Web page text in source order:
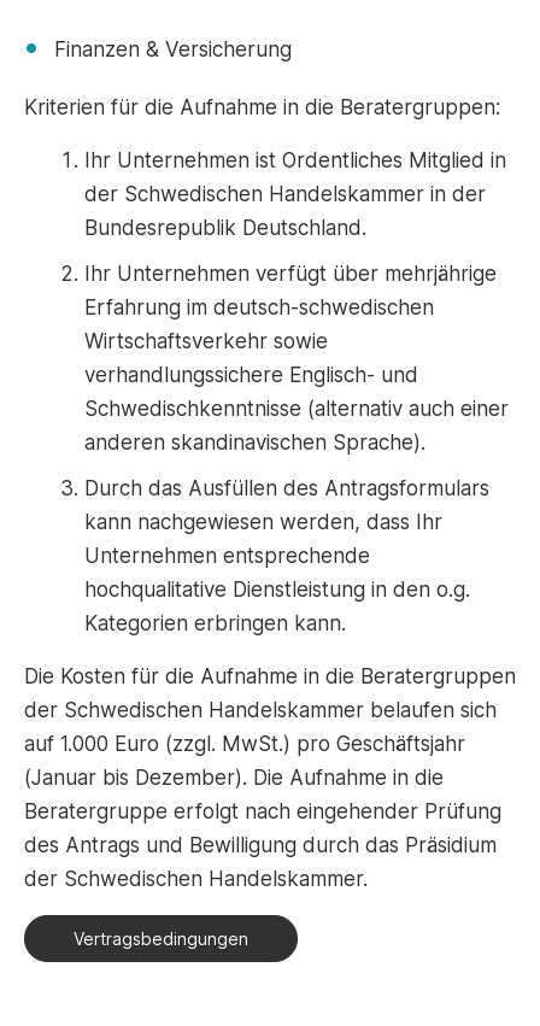
Finanzen & Versicherung
Kriterien für die Aufnahme in die Beratergruppen:
Ihr Unternehmen ist Ordentliches Mitglied in
der Schwedischen Handelskammer in der
Bundesrepublik Deutschland.
Ihr Unternehmen verfügt über mehrjährige
Erfahrung im deutsch-schwedischen
Wirtschaftsverkehr sowie
verhandlungssichere Englisch- und
Schwedischkenntnisse (alternativ auch einer
anderen skandinavischen Sprache).
Durch das Ausfüllen des Antragsformulars
kann nachgewiesen werden, dass Ihr
Unternehmen entsprechende
hochqualitative Dienstleistung in den o.g.
Kategorien erbringen kann.
Die Kosten für die Aufnahme in die Beratergruppen
der Schwedischen Handelskammer belaufen sich
auf 1.000 Euro (zzgl. MwSt.) pro Geschäftsjahr
(Januar bis Dezember). Die Aufnahme in die
Beratergruppe erfolgt nach eingehender Prüfung
des Antrags und Bewilligung durch das Präsidium
der Schwedischen Handelskammer.
Vertragsbedingungen